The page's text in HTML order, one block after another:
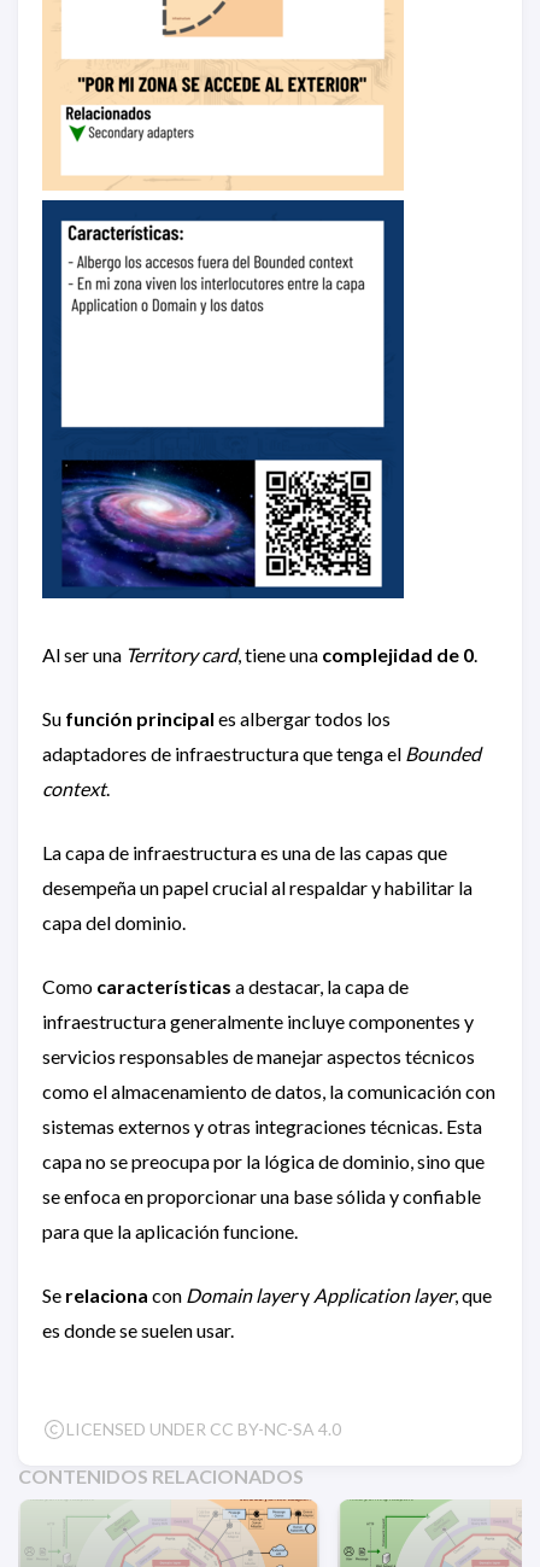
Al ser una Territory card, tiene una complejidad de 0.
Su función principal es albergar todos los
adaptadores de infraestructura que tenga el Bounded
context.
La capa de infraestructura es una de las capas que
desempeña un papel crucial al respaldar y habilitar la
capa del dominio.
Como características a destacar, la capa de
infraestructura generalmente incluye componentes y
servicios responsables de manejar aspectos técnicos
como el almacenamiento de datos, la comunicación con
sistemas externos y otras integraciones técnicas. Esta
capa no se preocupa por la lógica de dominio, sino que
se enfoca en proporcionar una base sólida y confiable
para que la aplicación funcione.
Se relaciona con Domain layery Application layer, que
es donde se suelen usar.
LICENSED UNDER CC BY-NC-SA 4.0
CONTENIDOS RELACIONADOS